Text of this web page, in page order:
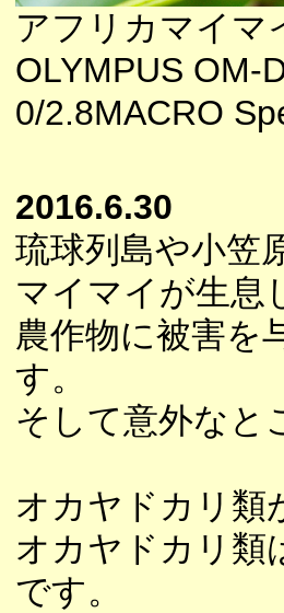
アフリカマイマ
OLYMPUS OM-
0/2.8MACRO
2016.6.30
琉球列島や小笠
マイマイが生息
農作物に被害を
す。
そして意外なと
オカヤドカリ類
オカヤドカリ類
です。